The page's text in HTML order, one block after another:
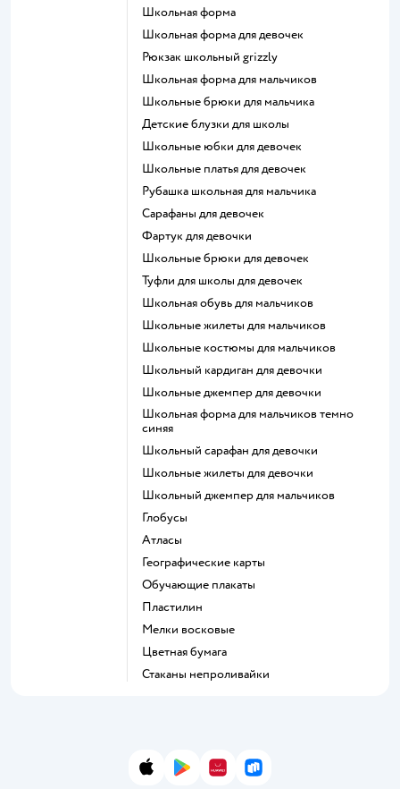
Школьная форма
Школьная форма для девочек
Рюкзак школьный grizzly
Школьная форма для мальчиков
Школьные брюки для мальчика
Детские блузки для школы
Школьные юбки для девочек
Школьные платья для девочек
Рубашка школьная для мальчика
Сарафаны для девочек
Фартук для девочки
Школьные брюки для девочек
Туфли для школы для девочек
Школьная обувь для мальчиков
Школьные жилеты для мальчиков
Школьные костюмы для мальчиков
Школьный кардиган для девочки
Школьные джемпер для девочки
Школьная форма для мальчиков темно
синяя
Школьный сарафан для девочки
Школьные жилеты для девочки
Школьный джемпер для мальчиков
Глобусы
Атласы
Географические карты
Обучающие плакаты
Пластилин
Мелки восковые
Цветная бумага
Стаканы непроливайки
App StoreGoogle Play
AppGallery
RuStore